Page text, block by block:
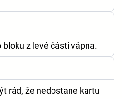
bloku z levé části vápna.
rád, že nedostane kartu